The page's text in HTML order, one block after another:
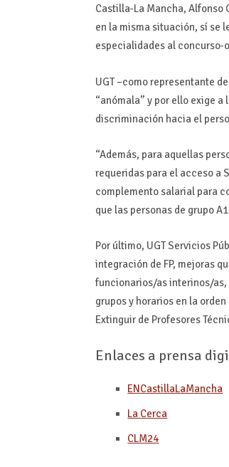
Castilla-La Mancha, Alfonso
en la misma situación, sí se
especialidades al concurso-
UGT –como representante
“anómala” y por ello exige
discriminación hacia el
“Además, para aquellas
requeridas para el acceso a
complemento salarial para
que las personas de grupo
Por último, UGT Servicios
integración de FP, mejoras
funcionarios/as interinos/as,
grupos y horarios en la
Extinguir de Profesores
Enlaces a prensa
ENCastillaLaMancha
La Cerca
CLM24